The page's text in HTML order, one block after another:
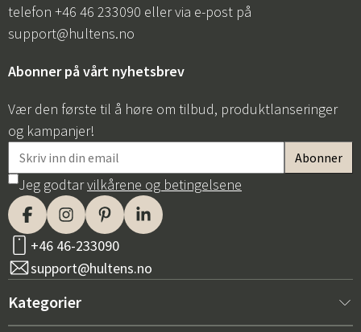
telefon +46 46 233090 eller via e-post på
support@hultens.no
Abonner på vårt nyhetsbrev
Vær den første til å høre om tilbud, produktlanseringer
og kampanjer!
Jeg godtarvilkårene og betingelsene
+46 46-233090
support@hultens.no
Kategorier